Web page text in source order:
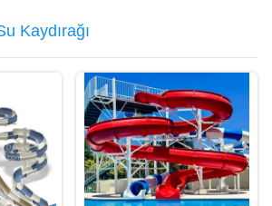
Kaydırağı